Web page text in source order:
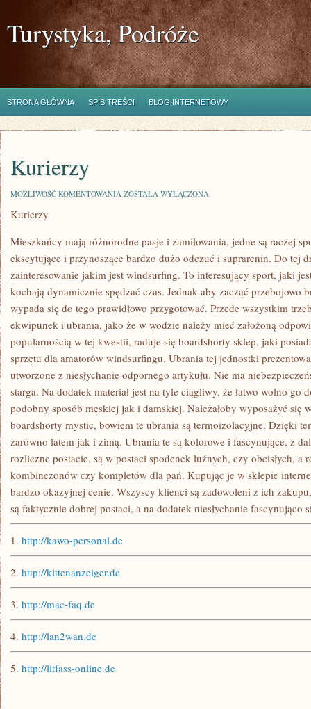
Turystyka, Podróże
STRONA GŁÓWNA SPIS TREŚCI BLOG INTERNETOWY
Kurierzy
MOŻLIWOŚĆ KOMENTOWANIA KURIERZY
ZOSTAŁA WYŁĄCZONA
Kurierzy
Mieszkańcy mają różnorodne pasje i zamiłowania, jedne są raczej
ekscytujące i przynoszące bardzo dużo odczuć i suprarenin. Do tej
zainteresowanie jakim jest windsurfing. To interesujący sport, jaki
kochają dynamicznie spędzać czas. Jednak aby zacząć przebojowo
wypada się do tego prawidłowo przygotować. Przede wszystkim
ekwipunek i ubrania, jako że w wodzie należy mieć założoną
popularnością w tej kwestii, raduje się boardshorty sklep, jaki
sprzętu dla amatorów windsurfingu. Ubrania tej jednostki
utworzone z niesłychanie odpornego artykułu. Nie ma
starga. Na dodatek materiał jest na tyle ciągliwy, że łatwo wolno go
podobny sposób męskiej jak i damskiej. Należałoby wyposażyć się
boardshorty mystic, bowiem te ubrania są termoizolacyjne. Dzięki
zarówno latem jak i zimą. Ubrania te są kolorowe i fascynujące, z
rozliczne postacie, są w postaci spodenek luźnych, czy obcisłych, a
kombinezonów czy kompletów dla pań. Kupując je w sklepie
bardzo okazyjnej cenie. Wszyscy klienci są zadowoleni z ich
są faktycznie dobrej postaci, a na dodatek niesłychanie fascynująco
1. http://kawo-personal.de
2. http://kittenanzeiger.de
3. http://mac-faq.de
4. http://lan2wan.de
5. http://litfass-online.de